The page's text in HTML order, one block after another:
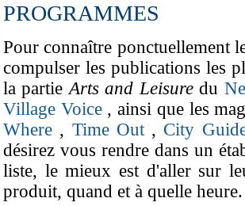
PROGRAMMES
Pour connaître ponctuellement
compulser les publications les
la partieArts and Leisuredu
Village Voice, ainsi que les
Where , Time Out, City
désirez vous rendre dans un
liste, le mieux est d'aller sur
produit, quand et à quelle heure.